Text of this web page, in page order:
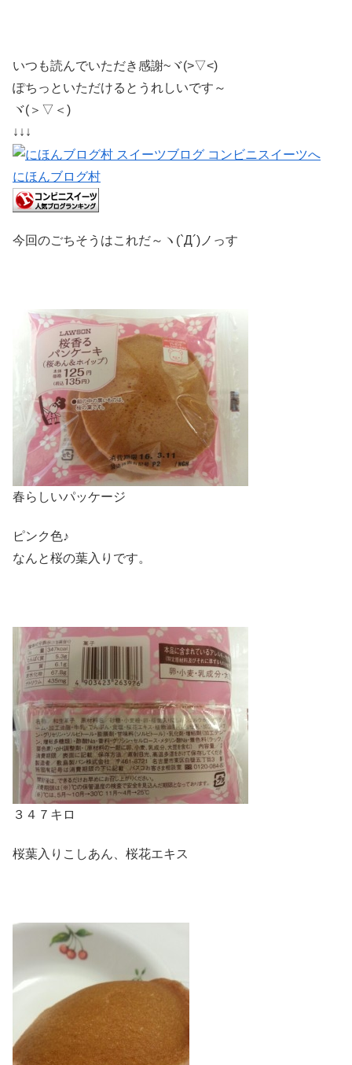
いつも読んでいただき感謝~ヾ(>▽<)
ぽちっといただけるとうれしいです～
ヾ(＞▽＜)
↓↓↓
にほんブログ村
今回のごちそうはこれだ～ヽ(`Д´)ノっす
春らしいパッケージ
ピンク色♪
なんと桜の葉入りです。
３４７キロ
桜葉入りこしあん、桜花エキス